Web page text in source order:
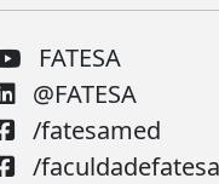
FATESA
@FATESA
/fatesamed
/faculdadefatesa